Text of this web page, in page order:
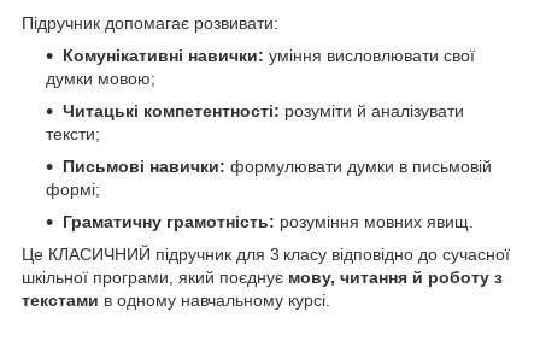
Підручник допомагає розвивати:
Комунікативні навички: уміння висловлювати свої
думки мовою;
Читацькі компетентності: розуміти й аналізувати
тексти;
Письмові навички: формулювати думки в письмовій
формі;
Граматичну грамотність: розуміння мовних явищ.
Це КЛАСИЧНИЙ підручник для 3 класу відповідно до сучасної
шкільної програми, який поєднує мову, читання й роботу з
текстами в одному навчальному курсі.